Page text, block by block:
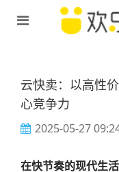
云快卖：以高性
心竞争力
2025-05-27
在快节奏的现代生